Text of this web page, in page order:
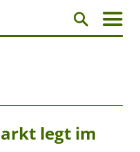
legt im